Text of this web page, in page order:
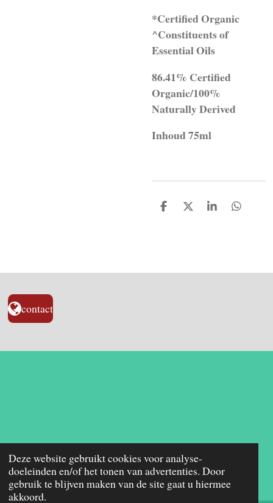
Deze website gebruikt cookies voor analyse-
doeleinden en/of het tonen van advertenties. Door
gebruik te blijven maken van de site gaat u hiermee
akkoord.
*Certified Organic
^Constituents of
Essential Oils
86.41% Certified
Organic/100%
Naturally Derived
Inhoud 75ml
D
D
S
D
contact